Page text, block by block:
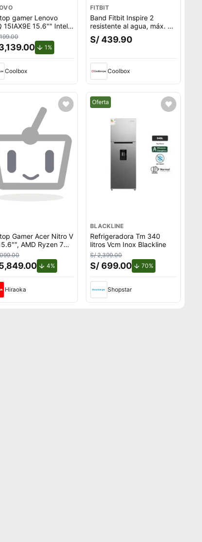
gamer Lenovo
15IAX9E 15.6"" Intel
i5, 512GB SSD, 8GB
Windows 11 Home,
1%
Coolbox
FITBIT
Band Fitbit Inspire 2
resistente al agua, máx. 10
días, 20 modos deportivos,
color blanco
S/ 439.90
Coolbox
Gamer Acer Nitro V
AMD Ryzen 7
NVIDIA GeForce RTX
32GB RAM, disco
de 512GB, modelo
A31-R2TH
4% de descuento.
Hiraoka
Mejor precio.
Oferta
BLACKLINE
Refrigeradora Tm 340
litros Vcm Inox Blackline
S/ 2,399.00
S/ 699.00 70%
Shopstar